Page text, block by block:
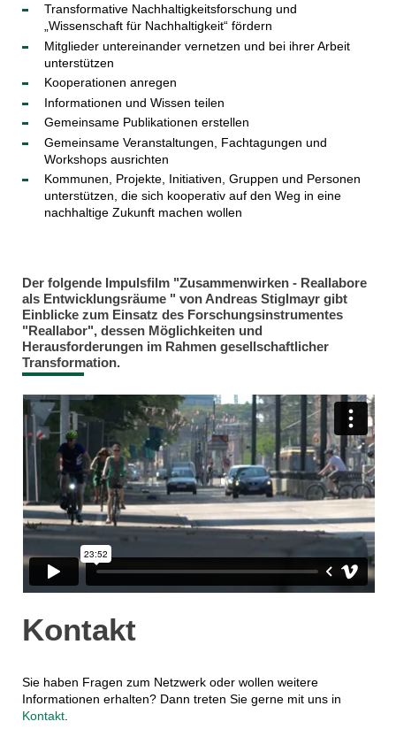
Transformative Nachhaltigkeitsforschung und
„Wissenschaft für Nachhaltigkeit“ fördern
Mitglieder untereinander vernetzen und bei ihrer Arbeit
unterstützen
Kooperationen anregen
Informationen und Wissen teilen
Gemeinsame Publikationen erstellen
Gemeinsame Veranstaltungen, Fachtagungen und
Workshops ausrichten
Kommunen, Projekte, Initiativen, Gruppen und Personen
unterstützen, die sich kooperativ auf den Weg in eine
nachhaltige Zukunft machen wollen
Der folgende Impulsfilm "Zusammenwirken - Reallabore
als Entwicklungsräume " von Andreas Stiglmayr gibt
Einblicke zum Einsatz des Forschungsinstrumentes
"Reallabor", dessen Möglichkeiten und
Herausforderungen im Rahmen gesellschaftlicher
Transformation.
Kontakt
Sie haben Fragen zum Netzwerk oder wollen weitere
Informationen erhalten? Dann treten Sie gerne mit uns in
Kontakt.